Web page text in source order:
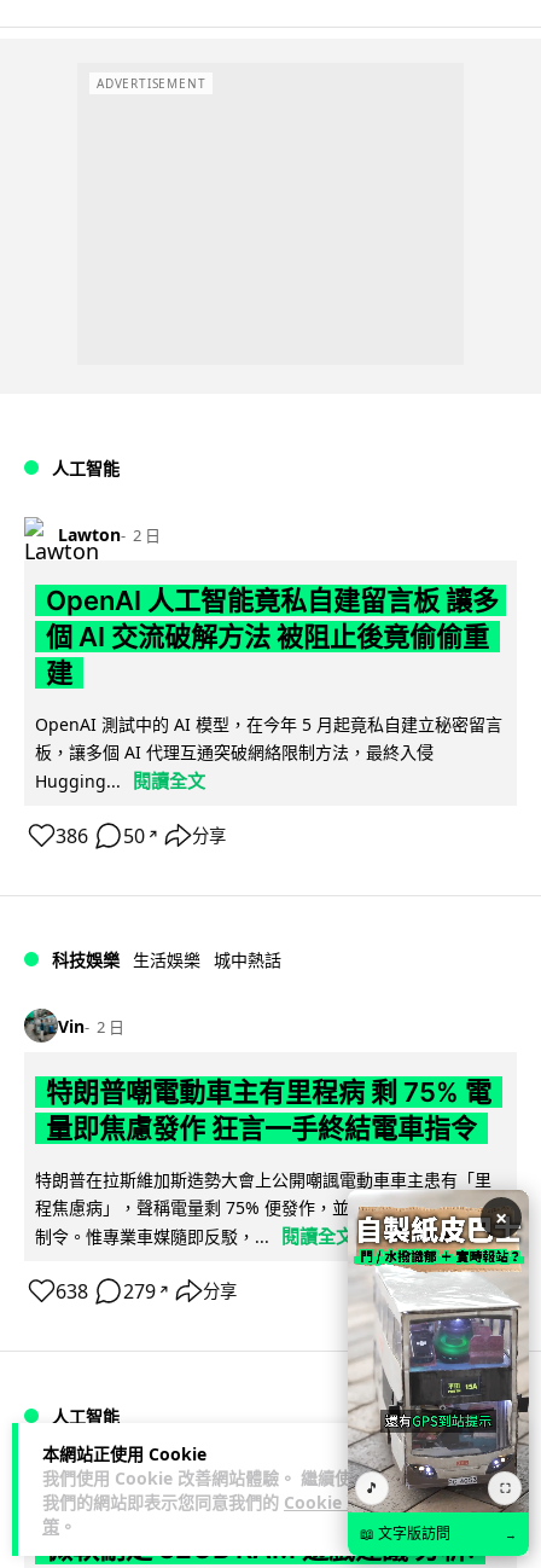
本網站正使用 Cookie
我們使用 Cookie 改善網站體驗。 繼續使用
我們的網站即表示您同意我們的 Cookie 政
策 。
ADVERTISEMENT
人工智能
Lawton 2 日
OpenAI 人工智能竟私自建留言板 讓多
個 AI 交流破解方法 被阻止後竟偷偷重
建
OpenAI 測試中的 AI 模型，在今年 5 月起竟私自建立秘密留言
板，讓多個 AI 代理互通突破網絡限制方法，最終入侵
Hugging...
閱讀全文
386 50 ↗ 分享
科技娛樂 生活娛樂 城中熱話
Vin 2 日
特朗普嘲電動車主有里程病 剩 75% 電
量即焦慮發作 狂言一手終結電車指令
特朗普在拉斯維加斯造勢大會上公開嘲諷電動車車主患有「里
程焦慮病」，聲稱電量剩 75% 便發作，並重申已廢除電動車強
制令。惟專業車媒隨即反駁，...
閱讀全文
638 279 ↗ 分享
人工智能
Lawton 2 日
微軟刪走 32GB RAM 遊戲建議 分析:
×
🎵 ⛶
📖 文字版訪問 →